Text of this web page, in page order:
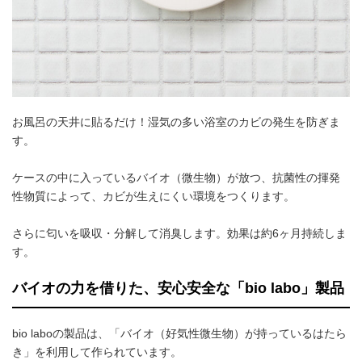
お風呂の天井に貼るだけ！湿気の多い浴室のカビの発生を防ぎま
す。
ケースの中に入っているバイオ（微生物）が放つ、抗菌性の揮発
性物質によって、カビが生えにくい環境をつくります。
さらに匂いを吸収・分解して消臭します。効果は約6ヶ月持続しま
す。
バイオの力を借りた、安心安全な「bio labo」製品
bio laboの製品は、「バイオ（好気性微生物）が持っているはたら
き」を利用して作られています。